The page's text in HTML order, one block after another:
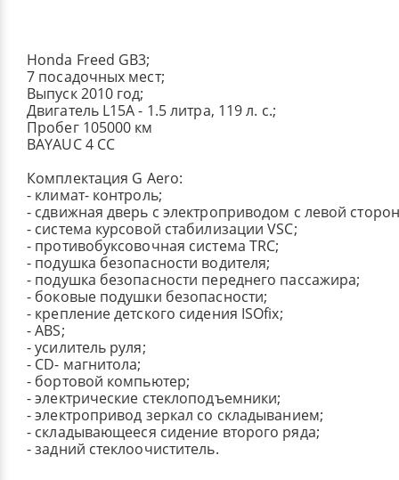
Honda Freed GB3;
7 посадочных мест;
Выпуск 2010 год;
Двигатель L15A - 1.5 литра, 119 л. с.;
Пробег 105000 км
BAYAUC 4 CC
Комплектация G Aero:
- климат- контроль;
- сдвижная дверь с электроприводом с левой
- система курсовой стабилизации VSC;
- противобуксовочная система TRC;
- подушка безопасности водителя;
- подушка безопасности переднего пассажира;
- боковые подушки безопасности;
- крепление детского сидения ISOfix;
- ABS;
- усилитель руля;
- CD- магнитола;
- бортовой компьютер;
- электрические стеклоподъемники;
- электропривод зеркал со складыванием;
- складывающееся сидение второго ряда;
- задний стеклоочиститель.